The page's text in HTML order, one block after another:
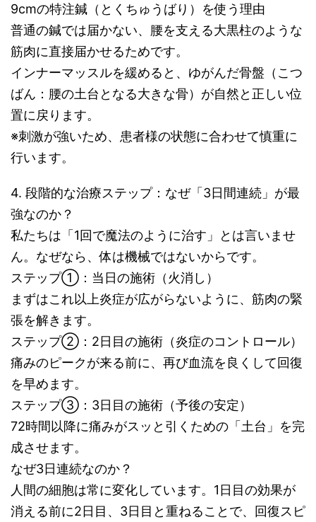
9cmの特注鍼（とくちゅうばり）を使う理由
普通の鍼では届かない、腰を支える大黒柱のような
筋肉に直接届かせるためです。
インナーマッスルを緩めると、ゆがんだ骨盤（こつ
ばん：腰の土台となる大きな骨）が自然と正しい位
置に戻ります。
※刺激が強いため、患者様の状態に合わせて慎重に
行います。
4. 段階的な治療ステップ：なぜ「3日間連続」が最
強なのか？
私たちは「1回で魔法のように治す」とは言いませ
ん。なぜなら、体は機械ではないからです。
ステップ①：当日の施術（火消し）
まずはこれ以上炎症が広がらないように、筋肉の緊
張を解きます。
ステップ②：2日目の施術（炎症のコントロール）
痛みのピークが来る前に、再び血流を良くして回復
を早めます。
ステップ③：3日目の施術（予後の安定）
72時間以降に痛みがスッと引くための「土台」を完
成させます。
なぜ3日連続なのか？
人間の細胞は常に変化しています。1日目の効果が
消える前に2日目、3日目と重ねることで、回復スピ